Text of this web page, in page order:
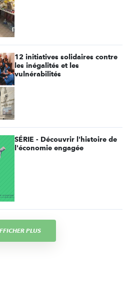
12 initiatives solidaires contre
les inégalités et les
vulnérabilités
SÉRIE - Découvrir l'histoire de
l'économie engagée
PLUS